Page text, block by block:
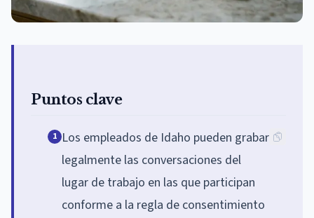
Puntos clave
1 Los empleados de Idaho pueden grabar
legalmente las conversaciones del
lugar de trabajo en las que participan
conforme a la regla de consentimiento